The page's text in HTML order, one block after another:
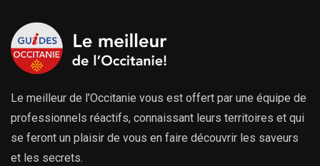
Le meilleur de l’Occitanie vous est offert par une équipe de
professionnels réactifs, connaissant leurs territoires et qui
se feront un plaisir de vous en faire découvrir les saveurs
et les secrets.